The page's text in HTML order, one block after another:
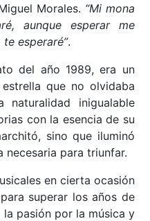
Morales. “Mi mona
aunque esperar me
esperaré”.
del año 1989, era un
que no olvidaba
inigualable
con la esencia de su
sino que iluminó
necesaria para triunfar.
en cierta ocasión
superar los años de
pasión por la música y